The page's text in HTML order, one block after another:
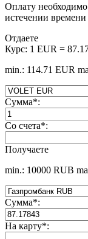
Оплату
истечении времени
Отдаете
Курс: 1 EUR =
min.: 114.71 EUR
Сумма*:
Со счета*:
Получаете
min.: 10000 RUB
Сумма*:
На карту*: